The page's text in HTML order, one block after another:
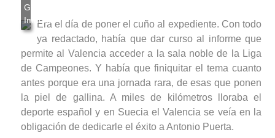
Era el día de poner el cuño al expediente. Con todo
ya redactado, había que dar curso al informe que
permite al Valencia acceder a la sala noble de la Liga
de Campeones. Y había que finiquitar el tema cuanto
antes porque era una jornada rara, de esas que ponen
la piel de gallina. A miles de kilómetros lloraba el
deporte español y en Suecia el Valencia se veía en la
obligación de dedicarle el éxito a Antonio Puerta.